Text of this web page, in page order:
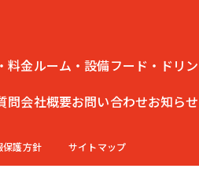
料金ルーム・設備フード・ドリ
問会社概要お問い合わせお知らせ
保護方針 サイトマップ